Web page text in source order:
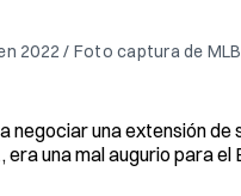
2022 / Foto captura de
negociar una extensión
una mal augurio para